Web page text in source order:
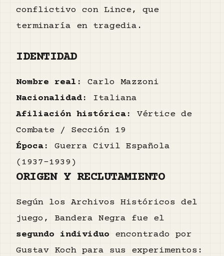
conflictivo con Lince, que
terminaría en tragedia.
IDENTIDAD
Nombre real:
Carlo Mazzoni
Nacionalidad:
Italiana
Afiliación histórica:
Vértice de
Combate / Sección 19
Época:
Guerra Civil Española
(1937–1939)
ORIGEN Y RECLUTAMIENTO
Según los Archivos Históricos del
juego, Bandera Negra fue el
segundo individuo encontrado por
Gustav Koch para sus experimentos: